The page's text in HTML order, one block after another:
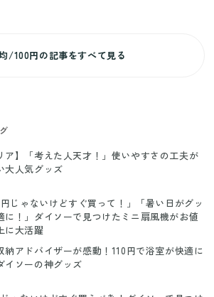
/100円の記事をすべて見る
ア】「考えた人天才！」使いやすさの工夫が
大人気グッズ
円じゃないけどすぐ買って！」「暑い日がグッ
に！」ダイソーで見つけたミニ扇風機がお値
に大活躍
納アドバイザーが感動！110円で浴室が快適に
イソーの神グッズ